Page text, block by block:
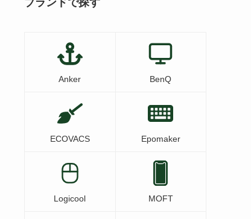
ブランドで探す
Anker BenQ
ECOVACS Epomaker
Logicool MOFT